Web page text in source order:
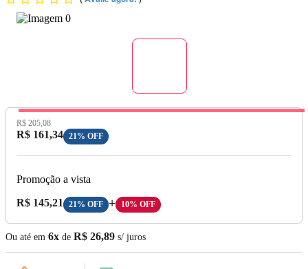
Preço Original:
R$ 205,08
Preço com Desconto:
R$ 161,34 21% OFF
Promoção a vista
Preço A Vista:
R$ 145,21 21% OFF + 10% OFF
Ou até em 6x de R$ 26,89 s/ juros